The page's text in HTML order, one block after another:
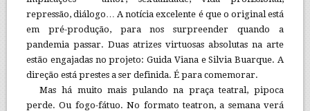
repressão, diálogo… A notícia excelente é que o original está
em pré-produção, para nos surpreender quando a
pandemia passar. Duas atrizes virtuosas absolutas na arte
estão engajadas no projeto: Guida Viana e Silvia Buarque. A
direção está prestes a ser definida. É para comemorar.
Mas há muito mais pulando na praça teatral, pipoca
perde. Ou fogo-fátuo. No formato teatron, a semana verá